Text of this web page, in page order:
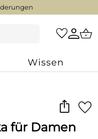
Wissen
für Damen